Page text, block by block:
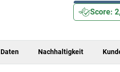
Score:
Nachhaltigkeit